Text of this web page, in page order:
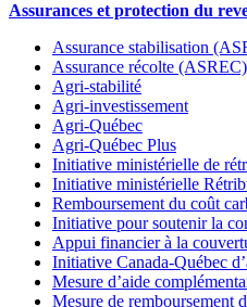
Assurances et protection du
Assurance stabilisation
Assurance récolte (ASREC)
Agri-stabilité
Agri-investissement
Agri-Québec
Agri-Québec Plus
Initiative ministérielle de
Initiative ministérielle
Remboursement du coût
Initiative pour soutenir la
Appui financier à la
Initiative Canada-Québec
Mesure d’aide
Mesure de remboursement